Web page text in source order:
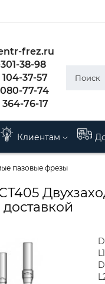
frez.ru
38-98
37-57
080-77-74
76-17
Клиентам
пазовые фрезы
доставкой